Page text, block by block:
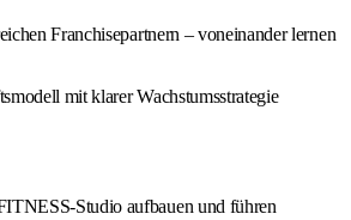
Franchisepartnern – voneinander lernen
mit klarer Wachstumsstrategie
Studio aufbauen und führen